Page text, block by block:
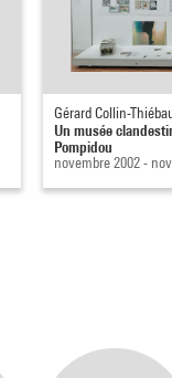
Gérard Collin-
Un musée
Pompidou
novembre 2002 -